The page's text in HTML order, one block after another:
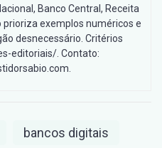
Banco Central, Receita
prioriza exemplos numéricos e
desnecessário. Critérios
editoriais/. Contato:
bancos digitais